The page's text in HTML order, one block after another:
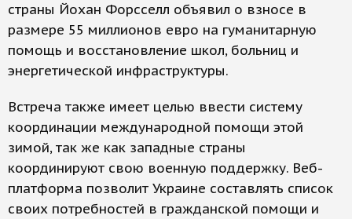
страны Йохан Форсселл объявил о взносе в
размере 55 миллионов евро на гуманитарную
помощь и восстановление школ, больниц и
энергетической инфраструктуры.
Встреча также имеет целью ввести систему
координации международной помощи этой
зимой, так же как западные страны
координируют свою военную поддержку. Веб-
платформа позволит Украине составлять список
своих потребностей в гражданской помощи и